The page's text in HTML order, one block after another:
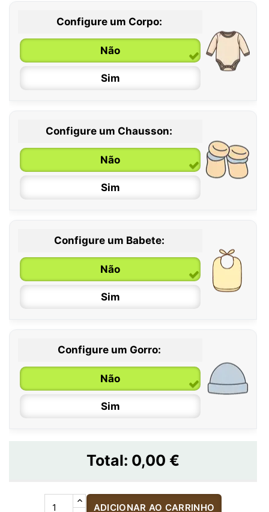
Configure um Corpo:
Não
Sim
0 / 6 meses
6 / 12 meses
12 / 18 meses
Configure um Chausson:
Não
Sim
Configure um Babete:
Não
Sim
Configure um Gorro:
Não
Sim
Total: 0,00 €
ADICIONAR AO CARRINHO